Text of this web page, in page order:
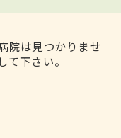
院は見つかりませ
下さい。